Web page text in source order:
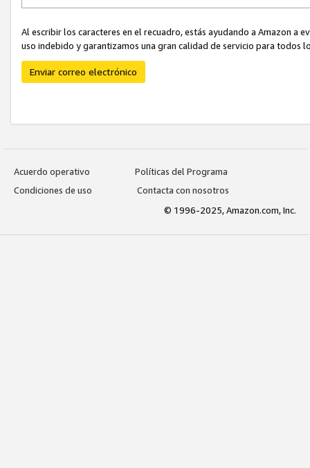
Al escribir los caracteres en el recuadro, estás ayudando a Amazon
uso indebido y garantizamos una gran calidad de servicio para todos
Enviar correo electrónico
Acuerdo operativo
Políticas del Programa
Condiciones de uso
Contacta con nosotros
© 1996-2025, Amazon.com, Inc.